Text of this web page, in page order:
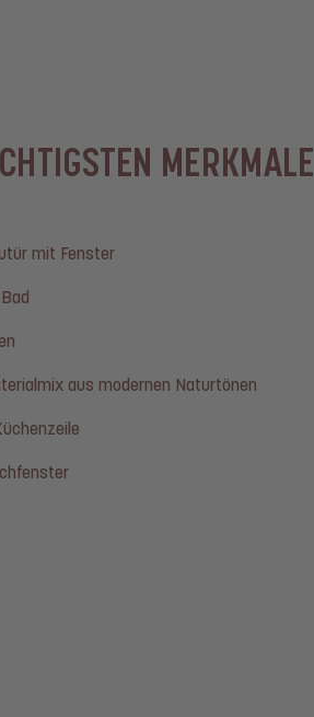
MERKMALE
mit Fenster
aus modernen Naturtönen